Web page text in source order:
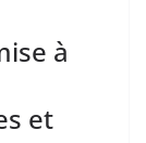
à
et